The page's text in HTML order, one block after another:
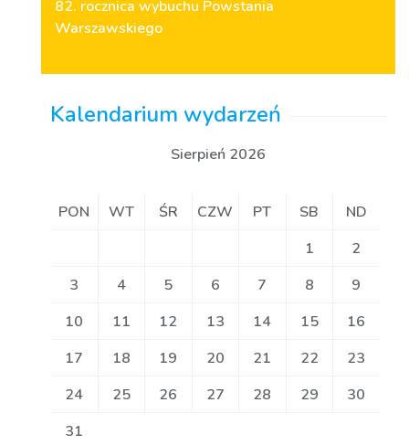
82. rocznica wybuchu Powstania
Warszawskiego
Kalendarium wydarzeń
Sierpień 2026
PON WT ŚR CZW PT SB
ND
1
2
3
4 5 6 7 8
9
10
11 12 13 14 15
16
17
18 19 20 21 22
23
24
25 26 27 28 29
30
31